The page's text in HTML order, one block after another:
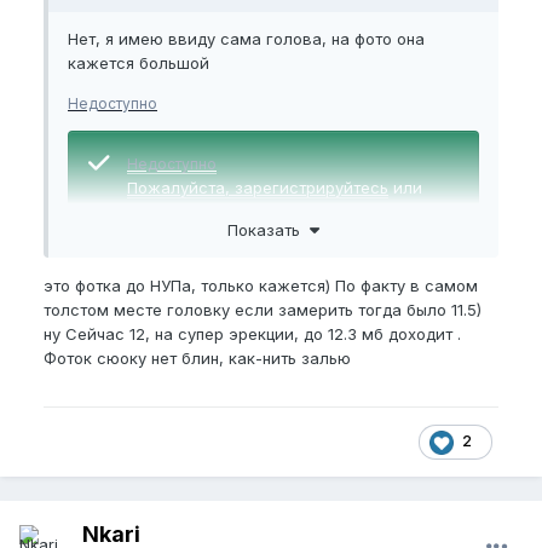
Нет, я имею ввиду сама голова, на фото она
кажется большой
Недоступно
Недоступно
Пожалуйста,зарегистрируйтесьили
изображение.Показать
это фотка до НУПа, только кажется) По факту в самом
толстом месте головку если замерить тогда было 11.5)
ну Сейчас 12, на супер эрекции, до 12.3 мб доходит .
Фоток сюоку нет блин, как-нить залью
2
Nkari